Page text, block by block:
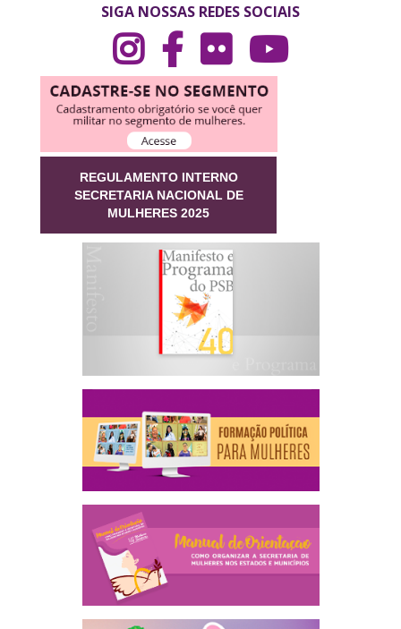
SIGA NOSSAS REDES SOCIAIS
REGULAMENTO INTERNO
SECRETARIA NACIONAL DE
MULHERES 2025